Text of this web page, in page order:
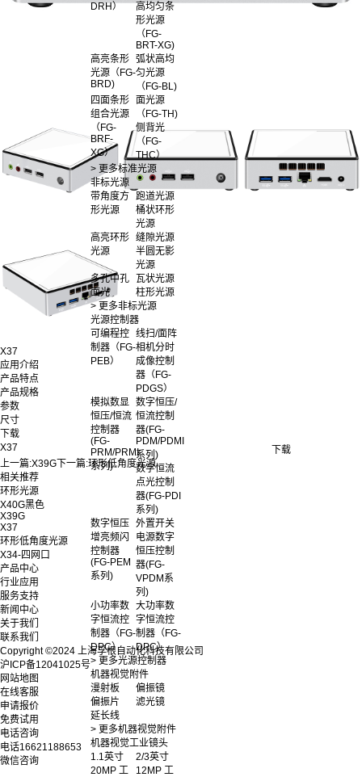
DRH）
高均匀条
形光源
（FG-
BRT-XG)
高亮条形
光源（FG-
BRD)
弧状高均
匀光源
（FG-BL)
四面条形
组合光源
（FG-
BRF-
XG）
面光源
（FG-TH)
侧背光
（FG-
THC）
> 更多标准光源
非标光源
带角度方
形光源
跑道光源
桶状环形
光源
高亮环形
光源
缝隙光源
半圆无影
光源
多孔中孔
面光
瓦状光源
柱形光源
> 更多非标光源
光源控制器
可编程控
制器（FG-
PEB）
线扫/面阵
相机分时
成像控制
器（FG-
PDGS）
模拟数显
恒压/恒流
控制器
(FG-
PRM/PRMI
系列)
数字恒压/
恒流控制
器(FG-
PDM/PDMI
系列)
数字恒流
点光控制
器(FG-PDI
系列)
数字恒压
增亮频闪
控制器
(FG-PEM
系列)
外置开关
电源数字
恒压控制
器(FG-
VPDM系
列)
小功率数
字恒流控
制器（FG-
DPC）
大功率数
字恒流控
制器（FG-
DPC）
> 更多光源控制器
机器视觉附件
漫射板
偏振镜
偏振片
滤光镜
延长线
> 更多机器视觉附件
机器视觉工业镜头
1.1英寸
20MP 工
2/3英寸
12MP 工
X37
应用介绍
产品特点
产品规格
参数
尺寸
下载
X37
下载
上一篇:X39G 下一篇:环形低角度光源
相关推荐
环形光源
X40G黑色
X39G
X37
环形低角度光源
X34-四网口
产品中心
行业应用
服务支持
新闻中心
关于我们
联系我们
Copyright ©2024 上海孚根自动化科技有限公司
沪ICP备12041025号
网站地图
在线客服
申请报价
免费试用
电话咨询
电话16621188653
微信咨询